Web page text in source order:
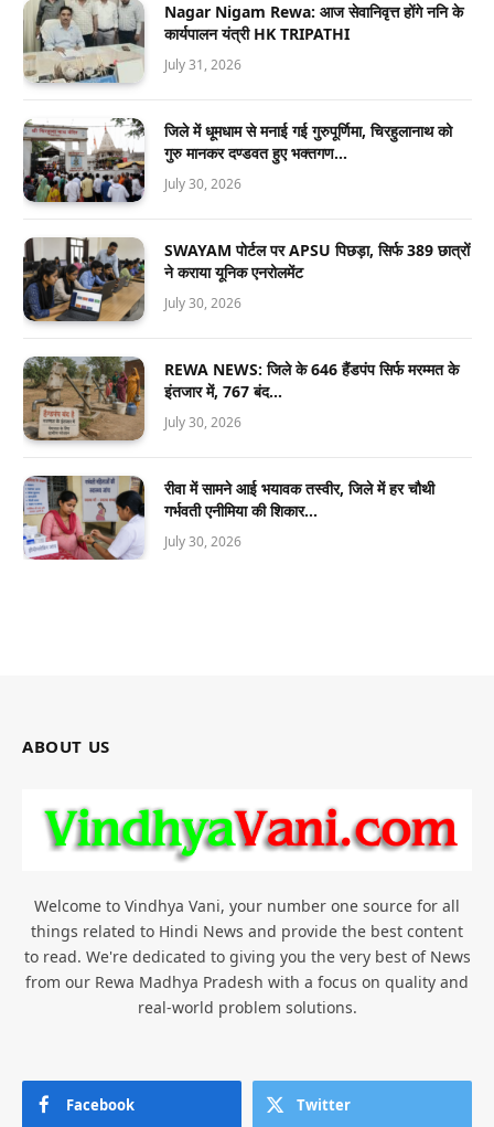
Nagar Nigam Rewa: आज सेवानिवृत्त होंगे ननि के
कार्यपालन यंत्री HK TRIPATHI
July 31, 2026
जिले में धूमधाम से मनाई गई गुरुपूर्णिमा, चिरहुलानाथ को
गुरु मानकर दण्डवत हुए भक्तगण…
July 30, 2026
SWAYAM पोर्टल पर APSU पिछड़ा, सिर्फ 389 छात्रों
ने कराया यूनिक एनरोलमेंट
July 30, 2026
REWA NEWS: जिले के 646 हैंडपंप सिर्फ मरम्मत के
इंतजार में, 767 बंद…
July 30, 2026
रीवा में सामने आई भयावक तस्वीर, जिले में हर चौथी
गर्भवती एनीमिया की शिकार…
July 30, 2026
ABOUT US
Welcome to Vindhya Vani, your number one source for all
things related to Hindi News and provide the best content
to read. We're dedicated to giving you the very best of News
from our Rewa Madhya Pradesh with a focus on quality and
real-world problem solutions.
Facebook Twitter